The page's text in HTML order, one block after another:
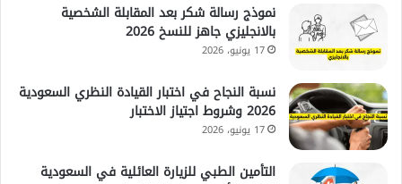
نموذج رسالة شكر بعد المقابلة الشخصية
بالانجليزي جاهز للنسخ 2026
17 يونيو، 2026
نسبة النجاح في اختبار القيادة النظري السعودية
2026 وشروط اجتياز الاختبار
17 يونيو، 2026
التأمين الطبي للزيارة العائلية في السعودية